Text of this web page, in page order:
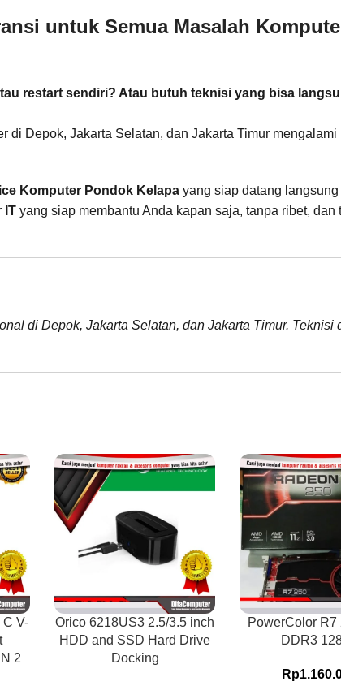
untuk Semua Masalah
restart sendiri? Atau butuh teknisi yang bisa
di Depok, Jakarta Selatan, dan Jakarta Timur mengalami
Komputer Pondok Kelapa yang siap datang langsung
IT yang siap membantu Anda kapan saja, tanpa ribet, dan
di Depok, Jakarta Selatan, dan Jakarta Timur. Teknisi
C V-
2
Orico 6218US3 2.5/3.5 inch
HDD and SSD Hard Drive
Docking
PowerColor R7
DDR3
Rp